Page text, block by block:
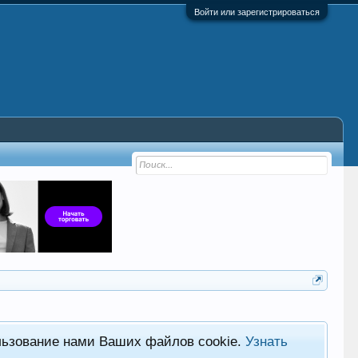
Войти или зарегистрироваться
нами Ваших файлов cookie.Узнать